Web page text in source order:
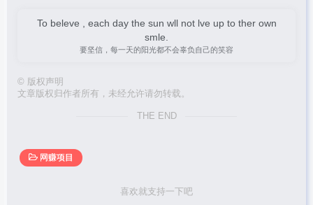
To beleve , each day the sun wll not lve up to ther own
smle.
要坚信，每一天的阳光都不会辜负自己的笑容
© 版权声明
文章版权归作者所有，未经允许请勿转载。
THE END
网赚项目
喜欢就支持一下吧